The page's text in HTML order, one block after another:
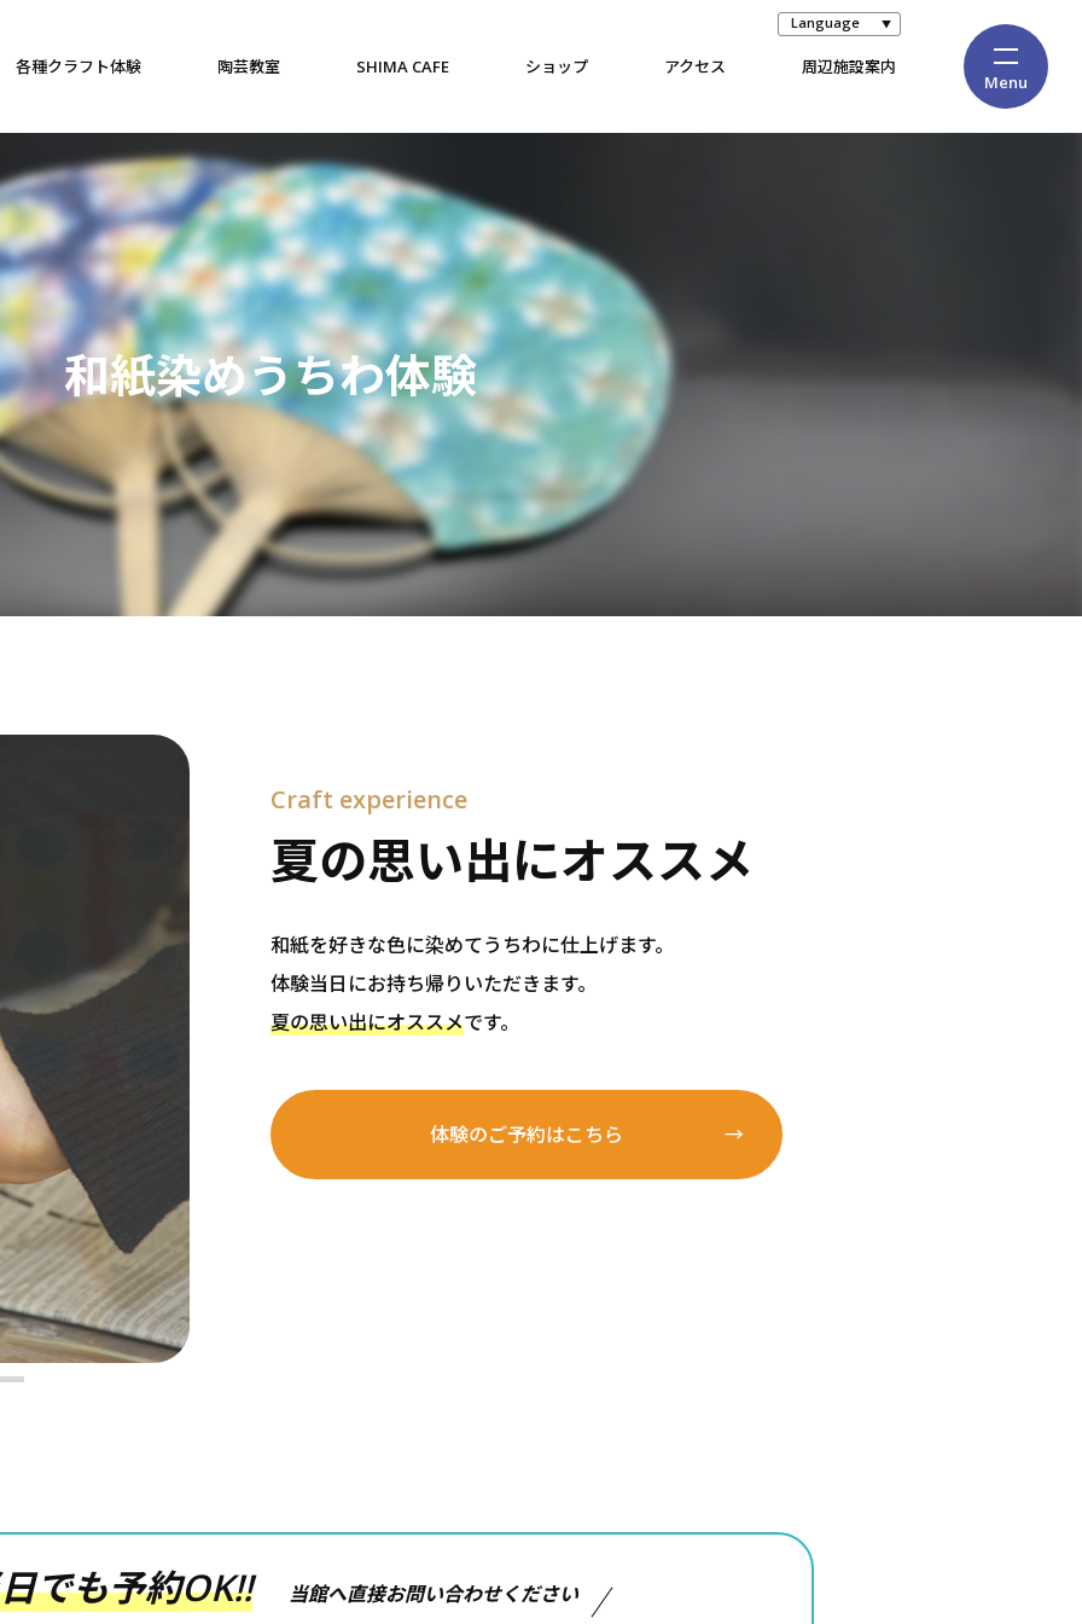
Language
各種クラフト体験 陶芸教室 SHIMA CAFE ショップ アクセス 周辺施設案内
Menu
和紙染めうちわ体験
Craft experience
夏の思い出にオススメ
和紙を好きな色に染めてうちわに仕上げます。
体験当日にお持ち帰りいただきます。
夏の思い出にオススメです。
体験のご予約はこちら
でも予約OK!! 当館へ直接お問い合わせください